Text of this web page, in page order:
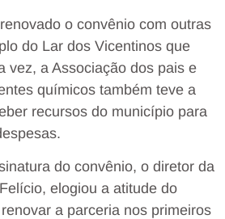
o convênio com outras
do Lar dos Vicentinos que
vez, a Associação dos pais e
químicos também teve a
recursos do município para
do convênio, o diretor da
elogiou a atitude do
a parceria nos primeiros